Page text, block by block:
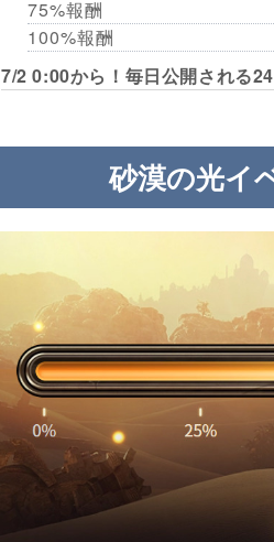
75%報酬
100%報酬
7/2 0:00から！毎日公開される
砂漠の光イ